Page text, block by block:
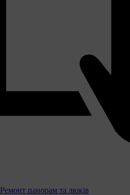
Ремонт панорам та люків